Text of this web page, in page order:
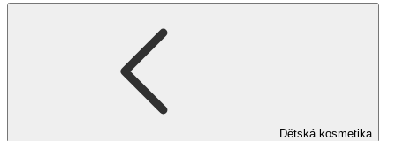
Dětská kosmetika